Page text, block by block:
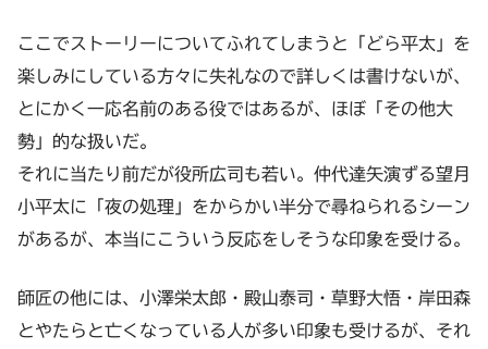
ここでストーリーについてふれてしまうと「どら平太」を
楽しみにしている方々に失礼なので詳しくは書けないが、
とにかく一応名前のある役ではあるが、ほぼ「その他大
勢」的な扱いだ。
それに当たり前だが役所広司も若い。仲代達矢演ずる望月
小平太に「夜の処理」をからかい半分で尋ねられるシーン
があるが、本当にこういう反応をしそうな印象を受ける。
師匠の他には、小澤栄太郎・殿山泰司・草野大悟・岸田森
とやたらと亡くなっている人が多い印象も受けるが、それ